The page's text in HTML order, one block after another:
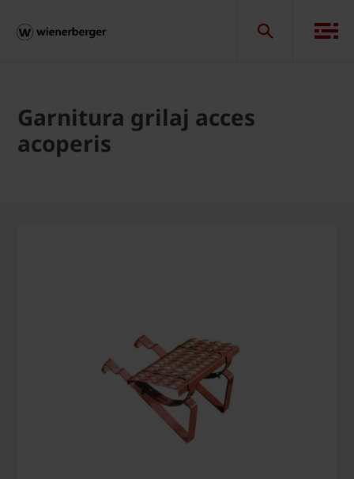
Garnitura grilaj acces
acoperis